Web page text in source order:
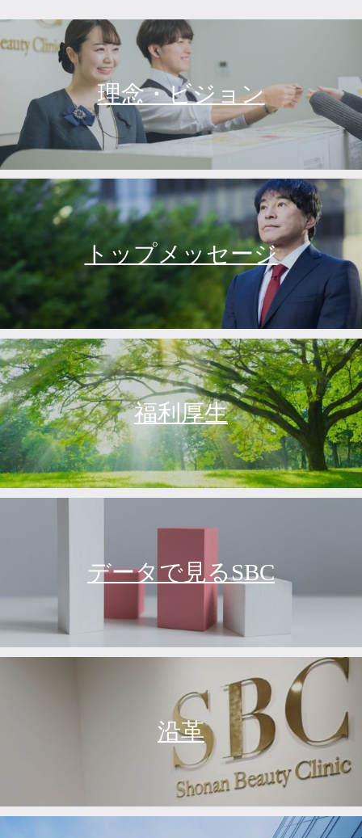
理念・ビジョン
トップメッセージ
福利厚生
データで見るSBC
沿革